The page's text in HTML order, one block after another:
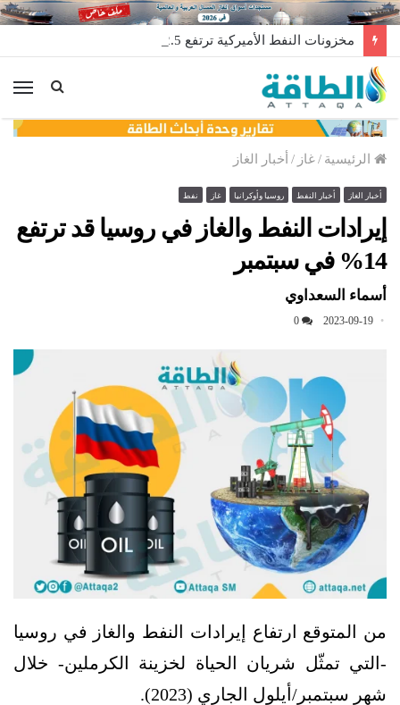
الرئيسية /غاز / أخبار الغاز
أخبار الغاز أخبار النفط روسيا وأوكرانيا غاز نفط
إيرادات النفط والغاز في روسيا قد ترتفع
14% في سبتمبر
أسماء السعداوي
2023-09-19
0
من المتوقع ارتفاع إيرادات النفط والغاز في روسيا
-التي تمثّل شريان الحياة لخزينة الكرملين- خلال
شهر سبتمبر/أيلول الجاري (2023).